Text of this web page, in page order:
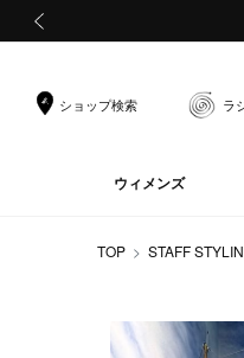
ショップ検索 ラ
ウィメンズ
TOP STAFF